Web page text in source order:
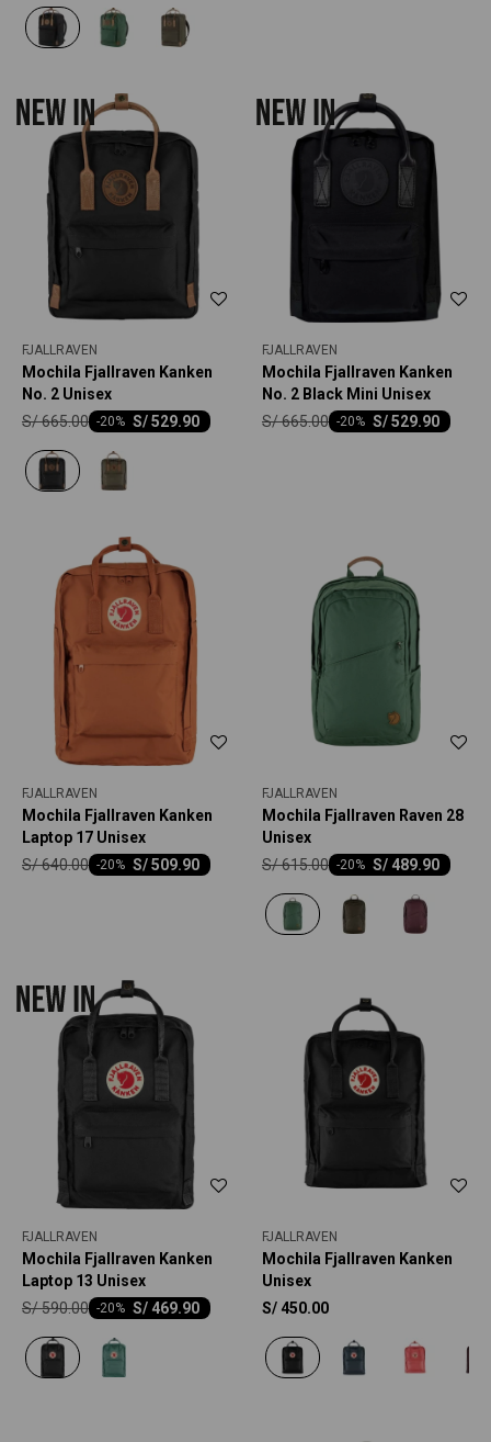
FJALLRAVEN
Mochila Fjallraven Kanken
No. 2 Unisex
S/529.90
-20
S/665.00
FJALLRAVEN
Mochila Fjallraven Kanken
No. 2 Black Mini Unisex
S/529.90
-20
S/665.00
FJALLRAVEN
Mochila Fjallraven Kanken
Laptop 17 Unisex
S/509.90
-20
S/640.00
FJALLRAVEN
Mochila Fjallraven Raven 28
Unisex
S/ 489.90
-20
S/615.00
FJALLRAVEN
Mochila Fjallraven Kanken
Laptop 13 Unisex
S/ 469.90
-20
S/590.00
FJALLRAVEN
Mochila Fjallraven Kanken
Unisex
S/ 450.00